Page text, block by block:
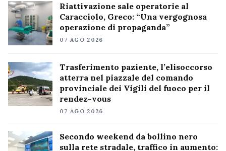
Riattivazione sale operatorie al
Caracciolo, Greco: “Una vergognosa
operazione di propaganda”
07 AGO 2026
Trasferimento paziente, l’elisoccorso
atterra nel piazzale del comando
provinciale dei Vigili del fuoco per il
rendez-vous
07 AGO 2026
Secondo weekend da bollino nero
sulla rete stradale, traffico in aumento: